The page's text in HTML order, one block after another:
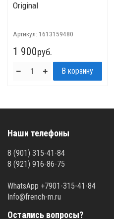
Original
Артикул: 1613159480
1 900руб.
Наши телефоны
8 (901) 315-41-84
8 (921) 916-86-75
WhatsApp +7901-315-41-84
Info@french-m.ru
Остались вопросы?